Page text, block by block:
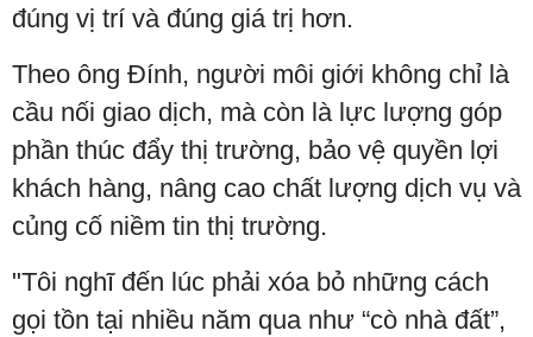
đúng vị trí và đúng giá trị hơn.
Theo ông Đính, người môi giới không chỉ là
cầu nối giao dịch, mà còn là lực lượng góp
phần thúc đẩy thị trường, bảo vệ quyền lợi
khách hàng, nâng cao chất lượng dịch vụ và
củng cố niềm tin thị trường.
"Tôi nghĩ đến lúc phải xóa bỏ những cách
gọi tồn tại nhiều năm qua như “cò nhà đất”,